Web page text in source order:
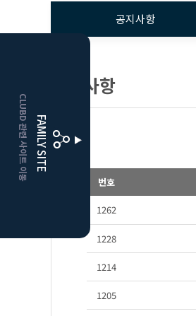
FAMILY SITE
CLUBD 관련 사이트 이동 클럽디거창
클럽디더플레이어스
공지사항
공지사항
번호
1262
1228
1214
1205